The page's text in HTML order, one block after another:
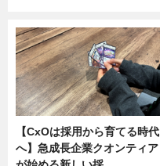
【CxOは採用から育てる時代
へ】急成長企業クオンティア